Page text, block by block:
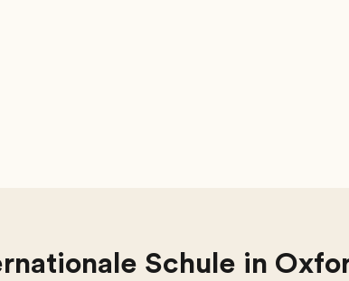
Schule in